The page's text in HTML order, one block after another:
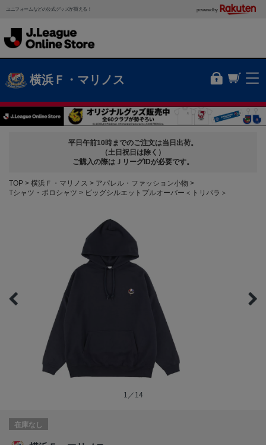
ユニフォームなどの公式グッズが買える！ powered by
横浜Ｆ・マリノス
平日午前10時までのご注文は当日出荷。
（土日祝日は除く）
ご購入の際はＪリーグIDが必要です。
TOP 横浜Ｆ・マリノス
アパレル・ファッション小物
Tシャツ・ポロシャツ
ビッグシルエットプルオーバー＜トリパラ＞
1／14
在庫なし